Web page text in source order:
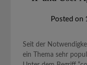
Posted on
Seit der
ein Thema sehr